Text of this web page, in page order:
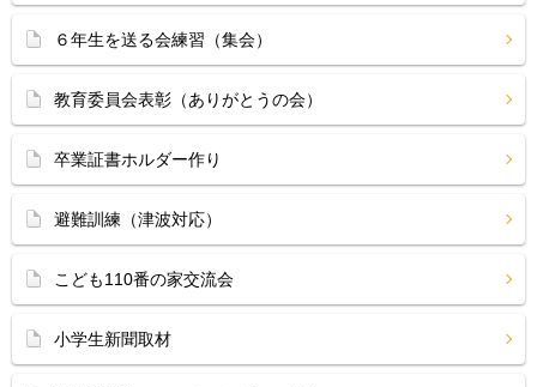
６年生を送る会練習（集会）
教育委員会表彰（ありがとうの会）
卒業証書ホルダー作り
避難訓練（津波対応）
こども110番の家交流会
小学生新聞取材